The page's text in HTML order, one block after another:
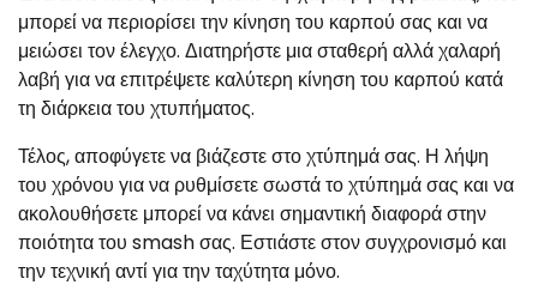
μπορεί να περιορίσει την κίνηση του καρπού σας και να
μειώσει τον έλεγχο. Διατηρήστε μια σταθερή αλλά χαλαρή
λαβή για να επιτρέψετε καλύτερη κίνηση του καρπού κατά
τη διάρκεια του χτυπήματος.
Τέλος, αποφύγετε να βιάζεστε στο χτύπημά σας. Η λήψη
του χρόνου για να ρυθμίσετε σωστά το χτύπημά σας και να
ακολουθήσετε μπορεί να κάνει σημαντική διαφορά στην
ποιότητα του smash σας. Εστιάστε στον συγχρονισμό και
την τεχνική αντί για την ταχύτητα μόνο.